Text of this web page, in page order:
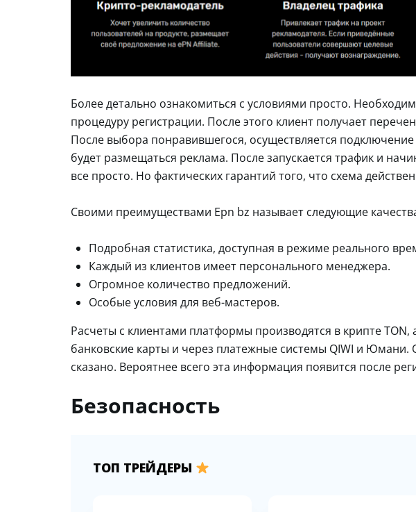
Более детально ознакомиться с условиями просто.
процедуру регистрации. После этого клиент получает
После выбора понравившегося, осуществляется
будет размещаться реклама. После запускается трафик и
все просто. Но фактических гарантий того, что схема
Своими преимуществами Epn bz называет следующие
Подробная статистика, доступная в режиме реального
Каждый из клиентов имеет персонального менеджера.
Огромное количество предложений.
Особые условия для веб-мастеров.
Расчеты с клиентами платформы производятся в крипте TON,
банковские карты и через платежные системы QIWI и Юмани.
сказано. Вероятнее всего эта информация появится после
Безопасность
ТОП ТРЕЙДЕРЫ